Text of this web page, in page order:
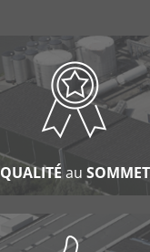
QUALITÉau SOMMET